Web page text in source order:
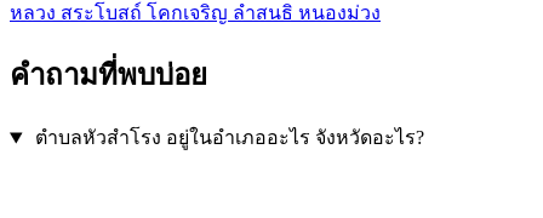
หลวง สระโบสถ์ โคกเจริญ ลำสนธิ หนองม่วง
คำถามที่พบบ่อย
ตำบลหัวสำโรง อยู่ในอำเภออะไร จังหวัดอะไร?